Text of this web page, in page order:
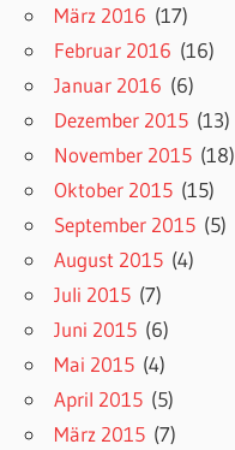
März 2016 (17)
Februar 2016 (16)
Januar 2016 (6)
Dezember 2015 (13)
November 2015 (18)
Oktober 2015 (15)
September 2015 (5)
August 2015 (4)
Juli 2015 (7)
Juni 2015 (6)
Mai 2015 (4)
April 2015 (5)
März 2015 (7)